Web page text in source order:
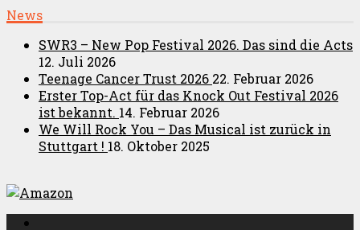
News
SWR3 – New Pop Festival 2026. Das sind die Acts
12. Juli 2026
Teenage Cancer Trust 2026 22. Februar 2026
Erster Top-Act für das Knock Out Festival 2026
ist bekannt. 14. Februar 2026
We Will Rock You – Das Musical ist zurück in
Stuttgart ! 18. Oktober 2025